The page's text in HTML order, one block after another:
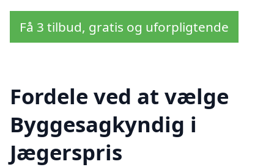
Få 3 tilbud, gratis og uforpligtende
Fordele ved at vælge
Byggesagkyndig i
Jægerspris